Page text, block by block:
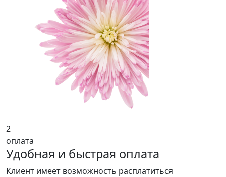
2
оплата
Удобная и быстрая оплата
Клиент имеет возможность расплатиться